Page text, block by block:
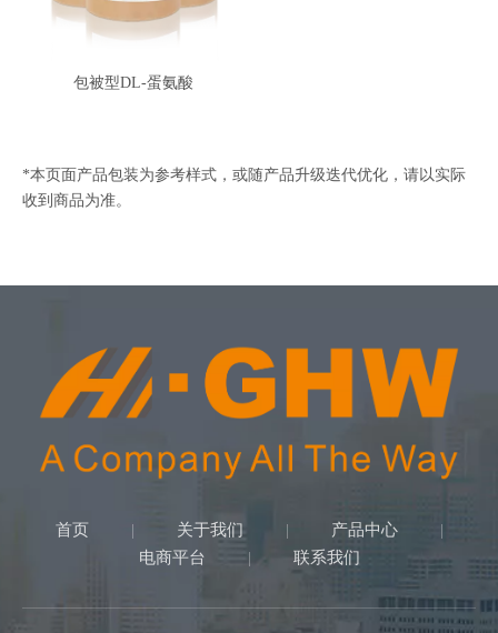
包被型DL-蛋氨酸
*本页面产品包装为参考样式，或随产品升级迭代优化，请以实际
收到商品为准。
首页 关于我们 产品中心
电商平台 联系我们